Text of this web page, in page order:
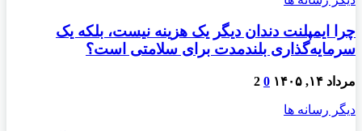
چرا ایمپلنت دندان دیگر یک هزینه نیست، بلکه یک
سرمایه‌گذاری بلندمدت برای سلامتی است؟
مرداد ۱۴, ۱۴۰۵ 0
2
دیگر رسانه ها